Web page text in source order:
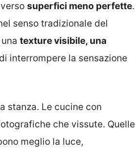
superfici meno perfette.
senso tradizionale del
texture visibile, una
interrompere la sensazione
stanza. Le cucine con
che vissute. Quelle
meglio la luce,